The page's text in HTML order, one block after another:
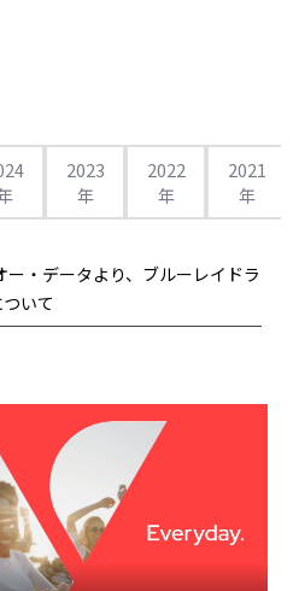
2023
年
2022
年
2021
年
・データより、ブルーレイドラ
いて